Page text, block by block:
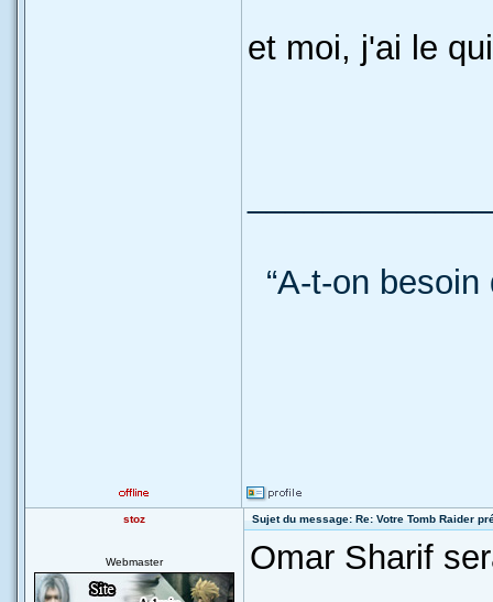
et moi, j'ai le
“A-t-on
stoz Sujet du message: Re: Votre Tomb Raider
Webmaster Omar Sharif